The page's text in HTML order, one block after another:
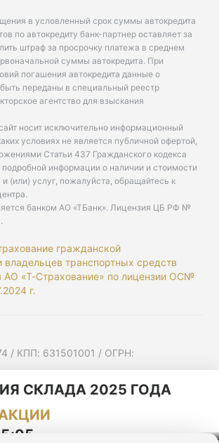
в условленный срок суммы автокредита
по автокредиту банк-партнер оставляет за
штраф за просрочку платежа в среднем
суммы автокредита. При
погашения автокредита данные о
переданы в специальный реестр
агентство для взыскания
носит исключительно информационный
условиях не является публичной офертой,
Статьи 437 Гражданского кодекса
информации о наличии и стоимости
(или) услуг, пожалуйста, обращайтесь к
банком АО «ТБанк». Лицензия ЦБ РФ №
.
гражданской
владельцев транспортных средств
АО «Т-Страхование» по лицензии ОС№
г.
/ КПП: 631501001 / ОГРН:
д. 52/55, помещ. 9-18
рассылку
СКЛАДА 2025 ГОДА